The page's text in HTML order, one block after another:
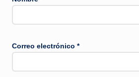
Correo electrónico *